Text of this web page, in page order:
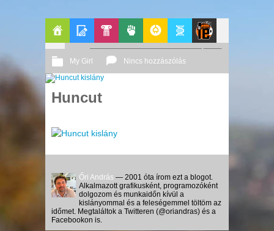
Főoldal Pop-
Kult
My Girl Nincs hozzászólás
Huncut
Őri András — 2001 óta írom ezt a blogot.
Alkalmazott grafikusként, programozóként
dolgozom és munkaidőn kívül a
kislányommal és a feleségemmel töltöm az
időmet. Megtaláltok a Twitteren (@oriandras) és a
Facebookon is.